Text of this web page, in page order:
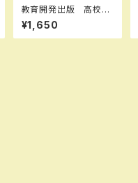
教育開発出版 高校リ
ード問題集 英文法 A
，英文法 B 2026年度
版 各科目（選択くださ
¥1,650